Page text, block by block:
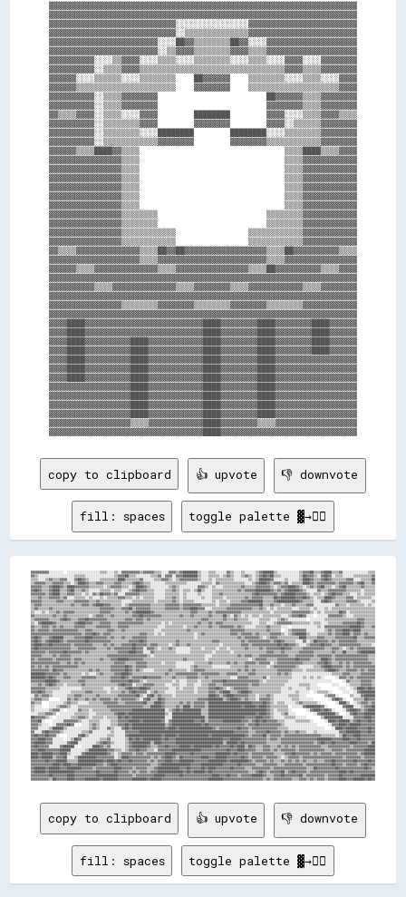
▓▓▓▓▓▓▓▓▓▓▓▓▓▓▓▓▓▓▓▓▓▓▓▓▓▓▓▓▓▓▓▓▓▓▓▓▓▓▓▓▓▓▓▓▓▓▓▓▓▓▓▓▓▓▓▓▓▓▓▓▓▓▓▓▓▓▓▓
▓▓▓▓▓▓▓▓▓▓▓▓▓▓▓▓▓▓▓▓▓▓▓▓▓▓▓▓▓▓▓▓▓▓▓▓▓▓▓▓▓▓▓▓▓▓▓▓▓▓▓▓▓▓▓▓▓▓▓▓▓▓▓▓▓▓▓▓
▓▓▓▓▓▓▓▓▓▓▓▓▓▓▓▓▓▓▓▓▓▓▓▓▓▓▓▓░░░░░░░░░░░░░░░░▓▓▓▓▓▓▓▓▓▓▓▓▓▓▓▓▓▓▓▓▓▓▓▓
▓▓▓▓▓▓▓▓▓▓▓▓▓▓▓▓▓▓▓▓▓▓▓▓▓▓▓▓░░▒▒▒▒▒▒▒▒▒▒▒▒▒▒▓▓▓▓▓▓▓▓▓▓▓▓▓▓▓▓▓▓▓▓▓▓▓▓
▓▓▓▓▓▓▓▓▓▓▓▓▓▓▓▓▓▓▓▓▓▓▓▓░░░░██▓▓▒▒▒▒▒▒▒▒██▓▓░░░░▓▓▓▓▓▓▓▓▓▓▓▓▓▓▓▓▓▓▓▓
▓▓▓▓▓▓▓▓▓▓▓▓▓▓▓▓▓▓▓▓▓▓▓▓░░▒▒▓▓▓▓▒▒▒▒▒▒▒▒▓▓▓▓▒▒▒▒▓▓▓▓▓▓▓▓▓▓▓▓▓▓▓▓▓▓▓▓
▓▓▓▓▓▓▓▓▓▓░░░░▒▒▓▓▓▓░░░░▒▒▒▒░░░░▒▒▒▒▒▒▒▒░░░░▒▒▒▒░░░░▓▓▓▓░░░░▓▓▓▓▓▓▓▓
▓▓▓▓▓▓▓▓▓▓░░▒▒▒▒▓▓▓▓▒▒▒▒▒▒▒▒▒▒▒▒▒▒▒▒▒▒▒▒▒▒▒▒▒▒▒▒▒▒▒▒▓▓▓▓▒▒▒▒▓▓▓▓▓▓▓▓
▓▓▓▓▓▓░░░░▒▒▒▒▒▒░░░░▒▒▒▒▒▒▒▒    ██▓▓▓▓▓▓    ▒▒▒▒▒▒▒▒░░░░▒▒▒▒░░░░▓▓▓▓
▓▓▓▓▓▓▒▒▒▒▒▒▒▒▒▒▒▒▒▒▒▒▒▒▒▒▒▒    ▓▓▓▓▓▓▓▓    ▒▒▒▒▒▒▒▒▒▒▒▒▒▒▒▒▒▒▒▒▓▓▓▓
▓▓▓▓▓▓▓▓▓▓░░▒▒▒▒▓▓▓▓▓▓▓▓                        ██▓▓▓▓▓▓▒▒▒▒▓▓▓▓▓▓▓▓
▓▓▓▓▓▓▓▓▓▓░░▒▒▒▒▓▓▓▓▓▓▓▓                        ▓▓▓▓▓▓▓▓▒▒▒▒▓▓▓▓▓▓▓▓
▓▓▒▒▒▒▓▓▓▓░░▒▒▒▒░░░░▓▓▓▓        ████████        ▓▓▓▓░░░░▒▒▒▒▓▓▓▓▒▒▒▒
▓▓▓▓▓▓▓▓▓▓░░▒▒▒▒▒▒▒▒▓▓▓▓        ▓▓▓▓▓▓▓▓        ▓▓▓▓░░▒▒▒▒▒▒▓▓▓▓▓▓▓▓
▓▓▓▓▓▓▓▓▓▓░░▒▒▒▒▒▒▒▒░░░░████████        ████████░░░░▒▒▒▒▒▒▒▒▓▓▓▓▓▓▓▓
▓▓▓▓▓▓▓▓▓▓░░▒▒▒▒▒▒▒▒▒▒▒▒▓▓▓▓▓▓▓▓        ▓▓▓▓▓▓▓▓▒▒▒▒▒▒▒▒▒▒▒▒▓▓▓▓▓▓▓▓
▓▓▓▓▓▓▒▒▒▒████▓▓▒▒▒▒                                ▒▒▒▒████▒▒▒▒▓▓▓▓
▓▓▓▓▓▓▓▓▓▓▓▓▓▓▓▓▒▒▒▒                                ▒▒▒▒▓▓▓▓▓▓▓▓▓▓▓▓
▓▓▓▓▓▓▓▓▓▓▓▓▓▓▓▓▒▒▒▒                                ▒▒▒▒▓▓▓▓▓▓▓▓▓▓▓▓
▓▓▓▓▓▓▓▓▓▓▓▓▓▓▓▓▒▒▒▒                                ▒▒▒▒▓▓▓▓▓▓▓▓▓▓▓▓
▓▓▓▓▓▓▓▓▓▓▓▓▓▓▓▓▒▒▒▒                                ▒▒▒▒▓▓▓▓▓▓▓▓▓▓▓▓
▓▓▓▓▓▓▓▓▓▓▓▓▓▓▓▓▒▒▒▒                                ▒▒▒▒▓▓▓▓▓▓▓▓▓▓▓▓
▓▓▓▓▓▓▓▓▓▓▓▓▓▓▓▓▒▒▒▒                                ▒▒▒▒▓▓▓▓▓▓▓▓▓▓▓▓
▓▓▓▓▓▓▓▓▓▓▓▓▓▓▓▓▒▒▒▒▒▒▒▒                        ▒▒▒▒▒▒▒▒▓▓▓▓▓▓▓▓▓▓▓▓
▓▓▓▓▓▓▓▓▓▓▓▓▓▓▓▓▒▒▒▒▒▒▒▒                        ▒▒▒▒▒▒▒▒▓▓▓▓▓▓▓▓▓▓▓▓
▓▓▓▓▓▓▓▓▓▓▓▓▓▓▓▓▒▒▒▒▒▒▒▒▒▒▒▒                ▒▒▒▒▒▒▒▒▒▒▒▒▓▓▓▓▓▓▓▓▓▓▓▓
▓▓▓▓▓▓▓▓▓▓▓▓▓▓▓▓▒▒▒▒▒▒▒▒▒▒▒▒                ▒▒▒▒▒▒▒▒▒▒▒▒▓▓▓▓▓▓▓▓▓▓▓▓
▓▓▒▒▒▒▓▓▓▓▓▓▓▓▓▓▓▓▓▓▒▒▒▒██▓▓██▓▓▓▓▓▓▓▓▓▓▓▓▓▓▓▓▓▓▒▒▒▒██▓▓▓▓▓▓▓▓▓▓▒▒▒▒
▓▓▓▓▓▓▓▓▓▓▓▓▓▓▓▓▓▓▓▓▒▒▒▒▓▓▓▓▓▓▓▓▓▓▓▓▓▓▓▓▓▓▓▓▓▓▓▓▒▒▒▒▓▓▓▓▓▓▓▓▓▓▓▓▓▓▓▓
▓▓▓▓▓▓▒▒▒▒▓▓▓▓▓▓▓▓▓▓▓▓▓▓▒▒▒▒▓▓▓▓▓▓▓▓▓▓▓▓▓▓▓▓▒▒▒▒██▓▓▓▓▓▓▓▓▓▓▒▒▒▒▓▓▓▓
▓▓▓▓▓▓▓▓▓▓▓▓▓▓▓▓▓▓▓▓▓▓▓▓▓▓▓▓▓▓▓▓▓▓▓▓▓▓▓▓▓▓▓▓▓▓▓▓▓▓▓▓▓▓▓▓▓▓▓▓▓▓▓▓▓▓▓▓
▓▓▓▓▓▓▓▓▓▓▒▒▒▒▓▓▓▓▓▓▓▓▓▓▓▓▓▓▒▒▒▒▓▓▓▓▓▓▓▓▒▒▒▒▓▓▓▓▓▓▓▓▓▓▓▓▒▒▒▒▓▓▓▓▓▓▓▓
▓▓▓▓▓▓▓▓▓▓▓▓▓▓▓▓▓▓▓▓▓▓▓▓▓▓▓▓▓▓▓▓▓▓▓▓▓▓▓▓▓▓▓▓▓▓▓▓▓▓▓▓▓▓▓▓▓▓▓▓▓▓▓▓▓▓▓▓
▓▓▓▓▓▓▓▓▓▓▓▓▓▓▓▓▒▒▒▒▒▒▒▒▓▓▓▓▓▓▓▓▒▒▒▒▒▒▒▒▓▓▓▓▓▓▓▓▒▒▒▒▒▒▒▒▓▓▓▓▓▓▓▓▓▓▓▓
▓▓▓▓▓▓▓▓▓▓▓▓▓▓▓▓▓▓▓▓▓▓▓▓▓▓▓▓▓▓▓▓▓▓▓▓▓▓▓▓▓▓▓▓▓▓▓▓▓▓▓▓▓▓▓▓▓▓▓▓▓▓▓▓▓▓▓▓
▓▓▓▓████▓▓▓▓▓▓▓▓▓▓▓▓▓▓▓▓▓▓▓▓▓▓▓▓▓▓████▓▓▓▓▓▓▓▓████▓▓▓▓▓▓▓▓████▓▓▓▓▓▓
▓▓▓▓████▓▓▓▓▓▓▓▓▓▓▓▓▓▓▓▓▓▓▓▓▓▓▓▓▓▓████▓▓▓▓▓▓▓▓████▓▓▓▓▓▓▓▓████▓▓▓▓▓▓
▓▓▓▓████▓▓▓▓▓▓▓▓▓▓████▓▓▓▓▓▓▓▓▓▓▓▓████▓▓▓▓▓▓▓▓████▓▓▓▓▓▓▓▓████▓▓▓▓▓▓
▓▓▓▓████▓▓▓▓▓▓▓▓▓▓████▓▓▓▓▓▓▓▓▓▓▓▓████▓▓▓▓▓▓▓▓████▓▓▓▓▓▓▓▓████▓▓▓▓▓▓
▓▓▓▓████▓▓▓▓▓▓▓▓▓▓████▓▓▓▓▓▓▓▓▓▓▓▓████▓▓▓▓▓▓▓▓████▓▓▓▓▓▓▓▓▓▓▓▓▓▓▓▓▓▓
▓▓▓▓████▓▓▓▓▓▓▓▓▓▓████▓▓▓▓▓▓▓▓▓▓▓▓████▓▓▓▓▓▓▓▓████▓▓▓▓▓▓▓▓▓▓▓▓▓▓▓▓▓▓
▓▓▓▓████▓▓▓▓▓▓▓▓▓▓████▓▓▓▓▓▓▓▓▓▓▓▓████▓▓▓▓▓▓▓▓████▓▓▓▓▓▓▓▓▓▓▓▓▓▓▓▓▓▓
▓▓▓▓▓▓▓▓▓▓▓▓▓▓▓▓▓▓████▓▓▓▓▓▓▓▓▓▓▓▓████▓▓▓▓▓▓▓▓████▓▓▓▓▓▓▓▓▓▓▓▓▓▓▓▓▓▓
▓▓▓▓▓▓▓▓▓▓▓▓▓▓▓▓▓▓████▓▓▓▓▓▓▓▓▓▓▓▓████▓▓▓▓▓▓▓▓████▓▓▓▓▓▓▓▓▓▓▓▓▓▓▓▓▓▓
▓▓▓▓▓▓▓▓▓▓▓▓▓▓▓▓▓▓████▓▓▓▓▓▓▓▓▓▓▓▓████▓▓▓▓▓▓▓▓████▓▓▓▓▓▓▓▓▓▓▓▓▓▓▓▓▓▓
▓▓▓▓▓▓▓▓▓▓▓▓▓▓▓▓▓▓████▓▓▓▓▓▓▓▓▓▓▓▓████▓▓▓▓▓▓▓▓████▓▓▓▓▓▓▓▓▓▓▓▓▓▓▓▓▓▓
▓▓▓▓▓▓▓▓▓▓▓▓▓▓▓▓▓▓▒▒▒▒▓▓▓▓▓▓▓▓▓▓▓▓████▓▓▓▓▓▓▓▓▒▒▒▒▓▓▓▓▓▓▓▓▓▓▓▓▓▓▓▓▓▓
copy to clipboard 👍 upvote 👎 downvote
fill: spaces toggle palette ▓→✊🏽
▓▓▓▓▓▓▓▓▓▓░░░░░░░░  ░░░░░░░░░░░░░░░░░░▒▒▒▒░░░░▒▒░░▓▓▓▓▓▓▓▓▓▓▒▒▓▓▓▓▓▓▒▒▒▒░░░░▓▓▓▓▒▒▓▓████████▒▒░░░░▒▒▒▒░░░░░░▓▓▒▒░░░░▒▒░░░░░░▒▒▓▓██████▒▒░░░░░░░░░░░░▒▒▓▓▓▓██▒▒▒▒▓▓████▒▒▒▒▓▓░░░░░░░░░░░░░░▒▒▒▒
▓▓▒▒░░░░░░░░░░░░░░░░░░░░▒▒▒▒▒▒░░░░░░░░░░░░░░░░▒▒▓▓▓▓██▒▒▒▒░░░░░░░░▒▒▒▒▓▓░░▓▓▓▓░░▓▓▓▓████████▒▒░░░░▒▒▒▒▒▒░░▒▒▓▓▒▒░░░░▒▒▓▓▒▒░░▒▒▓▓██▓▓██▒▒▒▒░░░░░░░░░░▒▒██▓▓▓▓▒▒░░▓▓██▓▓░░▒▒▒▒░░░░░░▒▒▒▒▒▒▒▒▒▒▓▓
▒▒▒▒░░░░▒▒▓▓▒▒▒▒▓▓▓▓░░░░▓▓██▓▓▒▒░░░░░░▒▒▒▒▒▒▒▒▒▒████▒▒▒▒▒▒▒▒▓▓░░░░░░▒▒▒▒▓▓▓▓▒▒░░▒▒▓▓▓▓▓▓▓▓▓▓▒▒░░░░▒▒░░▒▒▒▒▒▒▒▒▒▒░░░░░░░░▒▒░░▒▒██████▓▓░░░░░░▒▒░░░░░░▒▒████▓▓▒▒▒▒▓▓██▓▓▒▒▒▒▒▒▒▒▓▓▓▓░░░░▒▒▒▒▒▒██
▒▒▓▓▓▓▓▓▒▒▒▒▓▓▓▓▓▓▒▒▒▒░░▒▒████▓▓▒▒▒▒▓▓▓▓▒▒▒▒▒▒▓▓▓▓▒▒▒▒▒▒▓▓██▓▓▒▒▒▒░░░░░░░░▒▒▒▒▒▒▒▒▒▒▒▒░░░░░░░░▒▒▒▒▒▒░░▓▓▒▒▒▒▒▒▒▒▒▒▒▒▒▒░░░░▒▒▓▓████▓▓▒▒▓▓▓▓▒▒▓▓░░▒▒▒▒▒▒████▓▓▒▒▓▓▓▓▓▓▓▓▓▓▒▒▓▓▓▓▓▓▓▓▒▒▓▓██▒▒▒▒▓▓
▓▓▓▓▓▓▒▒▒▒▓▓████▓▓▒▒████▓▓▓▓▓▓▓▓▒▒▒▒▒▒▒▒░░▒▒▓▓▓▓▓▓▒▒▒▒░░▒▒████▓▓▒▒░░░░░░░░░░▒▒▓▓▒▒░░░░░░░░░░▓▓▓▓▒▒░░▒▒░░░░▒▒▒▒▒▒▒▒▒▒▓▓▒▒▒▒▒▒▓▓▓▓▓▓▓▓▒▒░░▒▒▓▓▓▓████▓▓▒▒░░▒▒▓▓▒▒▓▓██▒▒▒▒░░▒▒▓▓██▒▒▒▒▒▒▒▒▓▓▒▒▒▒▒▒
▓▓██▓▓▒▒▒▒▓▓████▒▒▒▒▓▓██▒▒▒▒▓▓▒▒░░░░░░▒▒▒▒▒▒░░▒▒▒▒░░░░▒▒▓▓██▓▓▓▓▒▒▒▒░░░░░░▒▒▒▒▓▓▒▒░░▒▒▒▒░░▒▒██▒▒░░░░▒▒▒▒▒▒▒▒▒▒▒▒▒▒▓▓▒▒▓▓▓▓▓▓████████▓▓▒▒▓▓▒▒▓▓██████▓▓▒▒░░░░░░▓▓▒▒▒▒▓▓▓▓▓▓▓▓▓▓▒▒▒▒▒▒▒▒░░▒▒▒▒▒▒
▓▓▓▓▓▓▓▓▒▒▓▓████▒▒▒▒▓▓▓▓▒▒▒▒░░▒▒░░▓▓▒▒██▓▓▓▓▒▒▓▓░░░░▓▓▓▓▓▓▓▓▒▒▒▒▒▒▒▒░░░░░░▒▒▒▒▒▒▒▒░░▒▒░░░░░░▒▒░░░░░░▒▒▒▒▓▓▒▒▒▒▒▒▒▒▒▒▒▒▒▒▒▒▓▓██▓▓▓▓▓▓▓▓▓▓▒▒▓▓██████▓▓▓▓▓▓▒▒░░▒▒▒▒░░▒▒▓▓██▓▓▓▓▒▒▒▒░░░░▒▒░░▒▒▒▒▒▒
▒▒▒▒▓▓▒▒▒▒▓▓▓▓▓▓▒▒▓▓░░░░▒▒▒▒▒▒░░▒▒░░░░▒▒░░▒▒▒▒▒▒▓▓▓▓▒▒▒▒░░▒▒░░▒▒▒▒▒▒░░░░░░▒▒▒▒▓▓▒▒░░▒▒░░░░░░░░▒▒░░░░▒▒▒▒▒▒░░▒▒▒▒▒▒▒▒▒▒▓▓▒▒▓▓▓▓▓▓▒▒▒▒▒▒██▓▓████████▓▓▓▓██▓▓▒▒░░▒▒▒▒████▓▓▒▒▒▒▒▒▓▓▓▓░░▒▒▒▒▒▒▒▒░░
▓▓▓▓▓▓▒▒▒▒▒▒▒▒▓▓▓▓▒▒▒▒▒▒▓▓▓▓▓▓▓▓▒▒▒▒▓▓▒▒▒▒▒▒▒▒▒▒▒▒░░░░░░▒▒▒▒▒▒▒▒▒▒▒▒░░▒▒▒▒▒▒▒▒▓▓▒▒░░▒▒▒▒▒▒░░░░░░░░░░▒▒░░▒▒▒▒░░▒▒▒▒▒▒▓▓▓▓████████▒▒▒▒▒▒▓▓████████████▓▓▒▒▒▒▒▒░░░░▓▓██▓▓▒▒▒▒▒▒▒▒▓▓▓▓▓▓▒▒░░░░░░▒▒
▒▒▓▓▓▓▒▒▒▒▒▒▒▒▒▒▒▒▒▒▒▒▓▓▒▒▒▒▓▓▓▓▒▒▓▓████▓▓▓▓▒▒▒▒▒▒░░▒▒▓▓▓▓▓▓▓▓▓▓▓▓▒▒▒▒▒▒▒▒▓▓▓▓▓▓▓▓▒▒▓▓▓▓▓▓▓▓▓▓▒▒▒▒▒▒▒▒░░▒▒▒▒▒▒▓▓▓▓▓▓▓▓▓▓▓▓▓▓▓▓██▒▒▒▒▓▓▒▒▒▒░░▒▒▒▒▓▓▒▒▒▒▒▒▓▓▓▓░░░░░░░░░░░░▓▓▒▒▒▒░░▒▒▒▒▒▒▒▒░░▒▒░░
▒▒▓▓▒▒▒▒▒▒▓▓▒▒▒▒▒▒▒▒▒▒▒▒▒▒▒▒▒▒▒▒▒▒▒▒▒▒▓▓▓▓▓▓▓▓▒▒▒▒▓▓▓▓██▒▒▓▓▓▓▓▓▓▓▒▒▒▒▒▒▒▒▓▓▓▓▓▓▓▓▒▒▓▓▓▓████▓▓▓▓░░░░▒▒▒▒▒▒▒▒▓▓▓▓▓▓▓▓▓▓▓▓▓▓▒▒▒▒▓▓▒▒░░▒▒░░▒▒▒▒▒▒▒▒░░░░▒▒▒▒▒▒░░▒▒░░░░▒▒░░▒▒▒▒▒▒▒▒▒▒▒▒▒▒▒▒▒▒▒▒▒▒▒▒
▒▒░░░░▒▒░░▒▒▒▒▓▓▒▒▓▓▓▓▓▓▒▒▒▒▒▒▒▒▒▒▒▒▒▒▓▓▓▓▓▓▒▒▒▒▒▒▒▒▓▓▒▒▓▓████████▓▓▒▒▒▒▒▒▒▒▒▒▒▒▒▒▒▒▒▒▒▒▓▓▓▓▒▒▒▒▒▒▓▓▒▒▓▓▓▓▓▓▓▓▓▓▓▓▓▓▒▒▒▒▒▒▒▒▒▒▒▒▒▒▒▒░░▒▒▒▒▒▒▒▒▒▒▓▓▓▓▓▓▓▓▓▓▒▒░░▒▒░░▒▒▒▒▒▒▒▒██▓▓░░▒▒▒▒▒▒▒▒▒▒▒▒▒▒
▓▓▒▒▒▒▒▒▒▒▒▒▓▓▒▒▒▒▓▓▒▒▒▒▒▒▒▒▒▒▒▒░░▒▒▓▓▓▓▒▒▒▒▓▓▒▒▒▒▒▒▒▒▒▒▓▓▓▓██▓▓▓▓▓▓▓▓▓▓▒▒▒▒▒▒▒▒▒▒▓▓▒▒▒▒▓▓▒▒▒▒▒▒▒▒▓▓▒▒▒▒▒▒██▒▒░░▓▓▒▒░░▒▒░░▒▒▒▒░░▒▒▒▒▒▒▒▒▒▒░░░░▒▒▓▓▓▓██▓▓░░░░  ░░░░░░▓▓▓▓▓▓▓▓▒▒░░░░▒▒▒▒▒▒▒▒▒▒▒▒
▒▒▓▓▓▓▓▓▓▓▒▒▒▒▒▒▓▓██▓▓▒▒▒▒▓▓▓▓██▓▓▓▓▓▓▓▓▓▓▒▒▒▒▒▒▒▒▒▒▓▓▓▓▒▒▓▓▓▓▒▒▓▓▒▒▒▒▒▒▒▒▒▒▒▒▒▒▒▒▒▒▒▒▒▒▒▒▒▒▒▒▓▓▓▓▒▒▒▒▒▒▒▒▓▓▒▒▒▒▓▓▒▒▒▒▒▒░░░░░░▒▒▒▒▒▒░░░░▒▒▓▓▒▒░░░░░░░░░░  ░░░░░░░░▒▒▒▒▒▒▒▒▒▒▒▒▒▒▒▒▒▒▓▓▓▓▒▒▒▒▒▒
▒▒░░▓▓██████▓▓▒▒▒▒▒▒▒▒▒▒▓▓████▓▓▓▓▒▒▒▒▓▓▓▓▓▓▒▒▒▒▓▓▓▓▓▓▓▓▓▓▓▓▓▓▒▒▒▒▒▒▒▒▒▒░░▒▒░░▒▒▒▒▒▒▒▒▒▒▒▒▒▒▓▓▒▒▒▒▓▓▒▒▓▓▓▓▒▒▒▒▒▒▒▒▒▒▒▒▒▒▒▒░░░░▒▒▒▒░░░░▒▒▓▓▓▓▓▓▓▓▒▒▒▒▒▒▒▒▒▒░░▒▒▒▒░░░░▒▒▒▒▒▒▒▒▓▓▓▓▓▓▓▓██▓▓▒▒▒▒▒▒
▓▓▒▒▒▒▓▓▓▓▒▒▓▓▒▒▓▓▒▒▒▒▒▒▓▓▓▓▓▓▒▒▒▒▒▒▓▓▓▓▓▓▓▓▒▒▒▒▓▓▓▓▓▓▒▒▒▒▒▒▒▒▒▒▒▒▒▒▒▒░░░░▒▒▒▒▒▒▒▒▒▒░░▒▒▒▒▓▓▒▒▒▒▒▒▓▓▒▒▒▒▓▓▓▓▓▓▓▓▒▒▓▓▒▒░░░░░░▒▒▒▒▒▒▓▓▒▒▒▒▒▒░░░░  ░░░░░░░░░░░░░░▒▒░░▓▓▓▓▓▓▓▓▓▓▓▓▓▓██████▓▓▒▒▒▒▓▓
▓▓▒▒▓▓▓▓▓▓▒▒▓▓▓▓▓▓▓▓▓▓▓▓▓▓▒▒▒▒▓▓▓▓▒▒▒▒▒▒▒▒▓▓▓▓▒▒▒▒▓▓▒▒▒▒▒▒▒▒▒▒▒▒▒▒▒▒░░░░▒▒▒▒▒▒▒▒▒▒▒▒▒▒▓▓▒▒▒▒▒▒▒▒▒▒▒▒▒▒▒▒▒▒▒▒▒▒▓▓▓▓▓▓▓▓▒▒▒▒▒▒▒▒▒▒▒▒▓▓▒▒▒▒▒▒  ░░▒▒▓▓▓▓▓▓▓▓░░░░░░░░░░▒▒▓▓▒▒▓▓▓▓████▓▓████▒▒▒▒▒▒▒▒
▓▓▓▓▓▓▓▓▓▓▓▓▓▓▓▓▓▓▓▓▓▓▓▓▓▓▓▓▒▒▓▓▓▓██▓▓▒▒▓▓▓▓▒▒▒▒▒▒▒▒▒▒▒▒▒▒▒▒▓▓▓▓▒▒▒▒░░▒▒░░▒▒▒▒▒▒▒▒▒▒▒▒▒▒▒▒░░▒▒▓▓▒▒▒▒▒▒▒▒▒▒▒▒▒▒▓▓▓▓▒▒▓▓▓▓▓▓▒▒▓▓▒▒▒▒▒▒▓▓▓▓▓▓▒▒░░▒▒▓▓██████▒▒░░░░▒▒▒▒▒▒▓▓▒▒▓▓▓▓████▒▒▓▓▓▓▒▒▓▓▒▒▒▒
▓▓██▓▓▒▒▒▒▓▓██████▒▒▒▒▒▒▓▓▓▓▓▓████▓▓▓▓▓▓▓▓▒▒▓▓▒▒▒▒▓▓▒▒▒▒▓▓▓▓▓▓▓▓▒▒▒▒▒▒▒▒▒▒▒▒▒▒▒▒▒▒▒▒▒▒▒▒▒▒░░▒▒▒▒▒▒▒▒▒▒▒▒▒▒▒▒▒▒▒▒▒▒▓▓▒▒▓▓▓▓▓▓▓▓▒▒░░▒▒▓▓▓▓▒▒▒▒▒▒▒▒▒▒▒▒████▒▒▒▒▒▒▓▓▓▓▒▒▒▒▒▒▓▓▓▓▓▓▓▓▓▓██▒▒▒▒▓▓▓▓▓▓
▓▓██▓▓▒▒▓▓██████▓▓▒▒▓▓▓▓▓▓▓▓▓▓██▓▓▓▓▓▓▓▓▓▓▓▓▒▒▒▒▒▒▒▒▒▒▓▓▓▓▓▓██▓▓▒▒▒▒▒▒▒▒▒▒▒▒▒▒▒▒▓▓▒▒▒▒▒▒▒▒▒▒▒▒▒▒▒▒▒▒▓▓▓▓▒▒▒▒▒▒▒▒▒▒▒▒▓▓▒▒▓▓▓▓▓▓▓▓▓▓▓▓▒▒▓▓██▓▓▒▒▒▒▒▒░░░░▓▓░░▒▒██▓▓▓▓▓▓▒▒▓▓▒▒▓▓▓▓▓▓▓▓▓▓▒▒▒▒▒▒▒▒▒▒
▓▓████▓▓▓▓██▓▓▓▓▓▓▓▓▓▓▒▒▓▓▓▓▓▓▓▓▓▓▒▒▒▒▒▒▓▓▒▒▓▓▒▒▒▒▓▓▓▓▓▓██▓▓▓▓▓▓▒▒▓▓▓▓▒▒▒▒▒▒░░▒▒▓▓▒▒▒▒▓▓▒▒▒▒▒▒▒▒▒▒▒▒▒▒▒▒░░▒▒▒▒▒▒▒▒▒▒▓▓▓▓▒▒▓▓▓▓▓▓▓▓▓▓▓▓▓▓██▓▓██▓▓▓▓▒▒░░░░▒▒▓▓▓▓▓▓██▓▓▓▓▒▒▒▒▓▓▓▓▓▓▓▓▓▓▓▓▒▒▒▒▒▒░░
▓▓██▓▓▓▓▓▓▓▓▓▓▓▓▓▓▓▓▓▓▒▒▒▒▓▓▓▓▓▓▓▓▓▓▒▒▒▒▒▒▓▓▒▒▓▓▓▓▓▓▓▓▓▓██▓▓▓▓░░▓▓▓▓▒▒░░▒▒▒▒▓▓▒▒░░░░░░░░▒▒▒▒▒▒░░▒▒▒▒▒▒░░▒▒▒▒░░▒▒▒▒▒▒▒▒▓▓▒▒▒▒▒▒▓▓▒▒▓▓▓▓▓▓▓▓██▓▓▓▓▒▒▒▒▒▒▓▓▓▓▓▓▓▓▓▓▓▓▒▒▒▒▓▓▓▓▒▒░░▒▒▓▓▒▒▓▓▓▓▓▓▓▓▓▓
▓▓▓▓▓▓▓▓▒▒▓▓▓▓▓▓▓▓██▓▓▓▓▓▓▓▓▒▒▓▓▒▒▒▒▒▒▒▒▒▒▒▒▒▒▒▒▓▓▓▓▓▓████▓▓▓▓░░░░▓▓▒▒▒▒▒▒▒▒▒▒▒▒░░░░░░░░▒▒▒▒▒▒▒▒▒▒▒▒░░▒▒▒▒▒▒▒▒░░▒▒▒▒▒▒▒▒▒▒▒▒▒▒▒▒▒▒▓▓▓▓▒▒▒▒▓▓▒▒▒▒▒▒▒▒▓▓▓▓▓▓▓▓▒▒▒▒▒▒▒▒▒▒▓▓▒▒▒▒██▒▒▒▒▒▒▓▓████████
▓▓▓▓▓▓▒▒▒▒▒▒▓▓▒▒▓▓▓▓▓▓▒▒▒▒▒▒▒▒▒▒▒▒▒▒▒▒▒▒▒▒▓▓▓▓▓▓▓▓▓▓▓▓▓▓▓▓▓▓▓▓▓▓▒▒░░▒▒▒▒▒▒▒▒▒▒▒▒▒▒▒▒▒▒▒▒▒▒▒▒▒▒▒▒░░░░▒▒▒▒▒▒▒▒▒▒▒▒▒▒▓▓▒▒▓▓▓▓▒▒▒▒▓▓▓▓▓▓▓▓▓▓▓▓▓▓▓▓▒▒▒▒▓▓▓▓▓▓▓▓▓▓▒▒▓▓▓▓▓▓▓▓▒▒▓▓▓▓▓▓▓▓▓▓▓▓▓▓▓▓▓▓▒▒▒▒
▓▓▒▒▓▓▓▓▓▓▓▓▒▒▓▓▓▓▓▓▓▓▒▒▓▓▓▓▒▒▒▒▒▒▒▒▒▒▓▓▒▒▒▒▓▓▓▓██████▓▓▓▓▓▓▓▓▒▒▒▒▒▒▒▒▒▒▒▒▒▒▒▒▒▒▒▒▒▒▓▓▒▒▒▒▒▒▒▒▒▒░░▒▒▒▒▒▒▒▒▒▒▒▒▒▒▒▒▒▒▒▒▒▒░░▒▒▓▓▓▓▓▓▒▒▒▒▒▒▓▓▓▓▓▓▓▓▓▓██▓▓▓▓▓▓▒▒▒▒▒▒████▓▓▒▒▓▓▓▓▓▓▓▓▓▓▓▓▓▓▓▓▓▓▒▒▒▒
▓▓▓▓▓▓▓▓▓▓▓▓▓▓▓▓▒▒▒▒▓▓▒▒▓▓▒▒▓▓▒▒▒▒▒▒▒▒▒▒▒▒▒▒▒▒▓▓▓▓▓▓▒▒▒▒▒▒▓▓▓▓▓▓▒▒▒▒▒▒▒▒░░▒▒▒▒▒▒░░░░░░░░░░▒▒▒▒▒▒▒▒▓▓▒▒▒▒▒▒▒▒▓▓▒▒▓▓▒▒▒▒▓▓▓▓▓▓▒▒▓▓▓▓▓▓░░▒▒▓▓▓▓▓▓▓▓▓▓▓▓▓▓▒▒▒▒▒▒▒▒▓▓▓▓██▓▓▒▒▒▒▓▓▒▒▓▓▒▒▓▓▓▓▓▓▓▓▓▓▒▒
▓▓▒▒▓▓▒▒▓▓▒▒▓▓▓▓▓▓▓▓▓▓▓▓▓▓▒▒▒▒▒▒▒▒▒▒▒▒▒▒▒▒▒▒▓▓▓▓▓▓▓▓██▓▓▒▒▓▓▓▓▓▓▒▒▒▒▒▒▒▒▒▒▒▒▒▒▒▒░░░░░░░░▒▒▓▓▒▒▒▒▒▒▒▒░░░░░░░░░░▒▒▒▒▒▒▒▒▓▓▒▒▒▒▒▒▒▒▒▒░░▒▒▓▓▓▓▓▓▓▓▓▓▓▓▒▒░░░░░░░░▒▒▒▒▓▓████▓▓▓▓▓▓▒▒▓▓▒▒▓▓▓▓▓▓▓▓▓▓▓▓
▓▓▓▓▓▓▓▓▓▓▒▒██▓▓▓▓▒▒▒▒▒▒▒▒▒▒▒▒▒▒▓▓▒▒▓▓▒▒▒▒▒▒▓▓▓▓▓▓▓▓██▓▓▒▒▓▓▒▒░░░░░░▒▒▒▒▒▒▒▒▓▓▒▒▒▒▒▒▒▒░░▒▒▓▓▓▓▓▓▒▒▒▒▒▒▒▒▒▒▒▒▒▒▒▒▒▒▓▓▒▒▓▓▒▒▓▓▒▒▒▒▒▒▒▒▒▒▒▒▓▓▓▓▓▓▓▓▒▒▒▒▒▒░░▒▒▒▒▒▒▒▒▒▒▓▓████▓▓▒▒▒▒▓▓▓▓▓▓▒▒▓▓▒▒▓▓▓▓
████████▓▓▓▓▓▓▓▓▒▒▓▓▒▒▒▒▒▒▒▒░░▒▒░░░░▒▒▓▓▒▒▒▒▒▒▓▓▓▓████▓▓▒▒▒▒▒▒▒▒▒▒▒▒▒▒▒▒▒▒▓▓▒▒▒▒▓▓▓▓▓▓▓▓▓▓▓▓▒▒▓▓▓▓▓▓▓▓▓▓▒▒▒▒▓▓▓▓▓▓▒▒▒▒▒▒▓▓▓▓▒▒▒▒▒▒▒▒▒▒▒▒▓▓▒▒▓▓▒▒░░░░░░░░░░░░░░░░░░░░░░▒▒▒▒▒▒▓▓▓▓▒▒▒▒▒▒▓▓▓▓▓▓▓▓
████████▓▓██▓▓▒▒▒▒▓▓▓▓▒▒▒▒▒▒▓▓▓▓▓▓▓▓▒▒▒▒▒▒▒▒▓▓▓▓▓▓██▓▓▒▒▓▓▓▓▓▓██▓▓▓▓▓▓▓▓▒▒▒▒▒▒▓▓▒▒▒▒▒▒▓▓▓▓▓▓▒▒▒▒▓▓▒▒▒▒▒▒▒▒▒▒▒▒░░░░▓▓▓▓▓▓▒▒▒▒▒▒▒▒▓▓░░▒▒▒▒▒▒▒▒▒▒▒▒░░░░░░▒▒░░▒▒░░▒▒░░      ░░▓▓▓▓▒▒▓▓▒▒▓▓▓▓▓▓▓▓▓▓
▓▓▓▓▓▓▓▓██████▓▓▒▒▒▒▒▒▒▒▒▒▓▓▓▓▒▒▒▒▒▒▒▒▒▒▒▒▒▒▓▓▓▓▓▓▓▓▓▓██▓▓▓▓▒▒░░▒▒▒▒▒▒▒▒▒▒▒▒▒▒░░▒▒░░░░▒▒▒▒▒▒░░▒▒▒▒▒▒▓▓▓▓▓▓██▓▓▓▓▓▓▓▓▓▓▓▓▓▓▓▓▓▓▒▒░░▒▒▒▒▒▒▒▒▒▒▒▒░░░░░░░░░░░░░░░░░░░░░░░░      ░░▓▓▒▒▒▒▒▒▓▓▓▓▓▓▒▒
▒▒▒▒▓▓▒▒▓▓██▓▓▒▒▒▒░░▒▒▒▒▒▒▒▒▓▓▒▒▒▒▒▒▒▒▒▒▒▒▒▒▒▒▒▒▓▓██▓▓▓▓░░▒▒▒▒▓▓▓▓▓▓▒▒▒▒▒▒░░░░▒▒▒▒░░░░▒▒▒▒░░░░▒▒▒▒▓▓▓▓▒▒▒▒▓▓▓▓▓▓▓▓▓▓▓▓▓▓▒▒▓▓▓▓▒▒▒▒▒▒▒▒▒▒▒▒▒▒░░░░░░░░▒▒▒▒▒▒░░░░        ░░░░    ░░▒▒▒▒▒▒▓▓▓▓▓▓▒▒
▓▓▓▓▓▓▓▓▒▒▒▒▒▒▒▒░░░░░░░░░░░░▒▒▒▒▒▒▒▒▒▒▒▒░░░░▒▒░░▒▒▒▒▓▓██▓▓▓▓████▓▓▒▒▒▒▒▒▒▒▒▒░░░░▒▒░░▒▒▒▒▒▒░░▒▒▒▒▒▒▓▓▓▓██▓▓▒▒░░▒▒▓▓▓▓▓▓▓▓▒▒▒▒▒▒▒▒▒▒▒▒▒▒▒▒▒▒░░░░▒▒░░░░░░░░▒▒░░░░░░          ░░░░  ░░▒▒████▓▓██▓▓
▓▓▓▓██▓▓▒▒▒▒░░░░░░░░░░▒▒▒▒▒▒▒▒▓▓▓▓▒▒▒▒▒▒▒▒░░▒▒▒▒▒▒▓▓▒▒▓▓██▓▓▓▓▓▓░░▒▒▓▓▒▒▒▒░░░░░░▒▒▒▒▒▒▒▒▒▒░░▒▒▒▒▒▒▓▓▓▓▒▒▓▓████▒▒▒▒▓▓████▓▓▒▒▒▒▒▒▒▒▒▒▒▒▒▒▒▒░░░░░░░░▒▒░░░░░░  ░░▒▒▒▒▒▒░░      ░░░░  ░░▓▓████████
░░▓▓▒▒▓▓▓▓▒▒░░░░░░░░▒▒▒▒▓▓▓▓▒▒▒▒▒▒▒▒▓▓▒▒▒▒▒▒▒▒▒▒▓▓▓▓▓▓▓▓▓▓██▒▒░░▓▓██▒▒▓▓▒▒▒▒▒▒░░▒▒▒▒▒▒▒▒▒▒▒▒▒▒▒▒▒▒████▓▓▒▒▓▓████▓▓▓▓▓▓▓▓▒▒▒▒░░▒▒▒▒▓▓▒▒░░░░░░░░▒▒▒▒▒▒░░░░          ▒▒▓▓▓▓░░      ▒▒░░░░▓▓██████
▒▒▓▓▓▓▒▒▒▒      ░░░░▓▓▒▒▓▓▒▒▒▒▓▓▒▒▓▓▒▒▓▓▓▓▓▓▒▒▓▓▒▒▓▓▓▓▓▓▓▓▒▒░░▓▓██▒▒▒▒██▓▓▒▒▒▒▒▒▒▒▒▒▒▒▒▒▒▒▒▒▓▓▓▓▓▓████████▒▒▓▓████▓▓▒▒▓▓▒▒▒▒░░▓▓▓▓▓▓▒▒░░░░░░░░░░▒▒▒▒░░░░░░░░        ░░▓▓██▓▓░░    ▒▒▒▒▒▒██▓▓▓▓
▓▓▒▒▒▒    ░░░░░░░░▒▒▓▓▒▒▒▒░░░░░░▒▒▒▒▒▒▒▒▓▓▓▓▓▓▓▓▒▒▒▒▓▓▓▓▓▓▓▓▓▓██▒▒▒▒████▓▓▒▒▒▒▒▒▒▒▓▓▒▒▓▓▒▒▓▓▓▓▓▓▒▒████████████████████████▓▓▓▓▓▓██▓▓▒▒░░▒▒▒▒░░░░░░▒▒▓▓▒▒▒▒▒▒▒▒░░        ░░████▒▒  ░░▒▒▓▓▓▓▒▒▓▓
▒▒░░░░    ░░░░▒▒▓▓▓▓▒▒░░░░▒▒▒▒▒▒▒▒▒▒▒▒▒▒▒▒▓▓▓▓▓▓▓▓▓▓▓▓▓▓▓▓▓▓▓▓▒▒▒▒██████▓▓▒▒▒▒▒▒▓▓▒▒████▒▒▓▓▓▓▓▓▒▒██████████████████▓▓██████▓▓████▓▓▒▒▒▒▒▒▒▒▒▒  ░░░░░░▓▓████████▓▓░░        ▓▓████░░░░▒▒▓▓▓▓██
▒▒░░░░░░░░▒▒▓▓▓▓░░  ░░░░░░▓▓▒▒▒▒░░▒▒▒▒▒▒▒▒▒▒▓▓▓▓▓▓▓▓▓▓▓▓██████████████████░░▒▒▓▓██▓▓██████████▒▒▒▒████████████████████████████████▓▓▒▒░░▒▒▒▒▒▒░░        ░░▓▓████▓▓██▓▓░░    ░░▓▓████▓▓▒▒▓▓████
░░░░▒▒▒▒▓▓▓▓▒▒  ░░░░░░░░▒▒▒▒▒▒▒▒░░░░▒▒▒▒▒▒▒▒▒▒▓▓████▓▓████████████████████▒▒░░████████████████▒▒▒▒██████████████████████████▓▓████▓▓▒▒░░░░▒▒▓▓░░░░          ░░▓▓████████▒▒    ░░▓▓██▓▓▓▓██████
██▓▓▓▓▓▓▒▒░░  ░░░░░░░░▒▒▒▒▓▓▓▓▒▒░░▒▒▒▒▒▒░░▒▒▒▒▒▒██▓▓██▓▓██████████████████░░░░██████████████████▒▒████████████████████▓▓▓▓▓▓████▓▓▓▓▒▒░░░░░░▒▒▒▒▒▒░░░░░░        ▒▒██████████░░░░░░▓▓▓▓▓▓████▓▓
▓▓▓▓██░░    ░░░░░░▓▓▓▓▓▓▓▓▒▒░░░░▒▒▒▒▒▒░░░░░░▒▒▒▒▓▓▓▓▓▓██████▓▓██████████▓▓░░▓▓████████████▓▓▓▓██▒▒▓▓▓▓▓▓▓▓██████████▓▓▓▓▒▒▓▓██▓▓██▓▓▓▓▓▓▒▒▒▒░░░░░░▒▒▒▒▒▒▒▒░░      ░░████▓▓██████▒▒▓▓██▓▓▓▓██▓▓
▓▓▓▓▒▒░░░░  ░░▓▓▓▓▓▓██▓▓    ░░░░▒▒▓▓▒▒░░░░░░▒▒▒▒▓▓▓▓██▓▓██████████████████▒▒▓▓████████████████▓▓██▓▓▓▓▓▓▓▓▓▓▓▓▓▓▓▓▓▓▓▓▒▒▓▓▓▓██▓▓▓▓▓▓▓▓▓▓▓▓▒▒░░░░░░░░░░░░░░░░░░      ░░▓▓▓▓████▓▓██████▓▓▓▓▓▓▓▓
▓▓▓▓░░░░░░▒▒██████▒▒░░░░░░░░░░░░▒▒▓▓▒▒░░░░▓▓▒▒░░░░▓▓██▓▓██████████████████▓▓████▓▓██████████████████▓▓▒▒▓▓▓▓▓▓▓▓▓▓██▓▓▓▓▒▒▓▓▓▓▓▓▓▓▓▓▓▓▓▓▒▒▒▒▒▒░░░░░░░░░░░░░░░░░░░░    ░░████▓▓██████▓▓▓▓▓▓██▓▓
▓▓░░░░▓▓██▓▓▓▓▓▓▒▒░░░░░░░░░░▒▒▒▒▓▓░░░░░░░░░░▒▒░░░░░░▓▓▓▓▓▓▓▓████████████████████████████████████████████████████▓▓▓▓▓▓▓▓▒▒▒▒▓▓▓▓▓▓██▓▓▓▓▓▓▒▒▓▓▒▒▒▒▓▓▒▒▒▒░░░░▒▒░░░░░░░░░░░░▓▓▓▓████████▓▓▓▓██▓▓
▓▓██▓▓▓▓██▓▓▓▓░░    ░░░░░░▓▓██▒▒░░░░░░░░░░▒▒▒▒░░░░░░▓▓██████████████████▓▓██████▓▓████████████████▓▓██████████████████▓▓▒▒▓▓▓▓▓▓██▒▒▓▓▓▓▓▓▒▒▓▓▓▓▓▓▓▓▓▓▓▓▓▓▓▓▓▓▓▓▒▒▒▒▒▒▒▒░░▒▒██▓▓▓▓████▓▓▓▓▓▓▓▓
▓▓▓▓████▓▓▓▓░░░░░░  ░░▒▒██▓▓░░░░░░░░░░▒▒▒▒▓▓░░░░░░░░▒▒██▓▓██▓▓██████████▓▓██▓▓▓▓██████████████████████████▓▓▓▓██████▓▓▓▓▓▓▓▓▓▓▓▓▓▓▒▒▓▓▓▓▒▒▓▓▓▓▓▓▓▓▓▓▓▓▓▓▓▓▓▓▓▓████████▓▓▓▓▓▓████▓▓▓▓██▓▓▓▓▓▓▓▓
▓▓██████▓▓▓▓░░░░░░░░▓▓████░░░░░░░░░░▒▒▓▓██▓▓▒▒░░░░░░▒▒▓▓██████████▒▒████▓▓▓▓▓▓▓▓██████████████████████████▒▒██████▓▓██▓▓▓▓▓▓▓▓▓▓▓▓▒▒▒▒▒▒▒▒▓▓▓▓▓▓▓▓▓▓▓▓▓▓▓▓▓▓▒▒▓▓██▓▓▓▓██▓▓▓▓▓▓▓▓████▓▓▓▓▓▓▒▒██
▓▓██▓▓▓▓▓▓░░░░░░▓▓██████░░  ░░░░░░████▓▓▒▒▓▓░░░░░░░░▒▒▓▓████████▓▓▒▒▒▒▓▓▓▓██▓▓▓▓▓▓██████▓▓██████████▓▓██▓▓▓▓▓▓██▓▓████▒▒██▓▓▒▒▒▒▓▓▓▓▒▒▒▒▓▓▒▒▓▓▒▒▓▓▒▒▓▓▓▓▓▓▓▓▓▓▓▓▒▒▒▒▓▓▓▓▓▓▓▓▓▓▓▓▒▒▓▓▓▓▓▓▓▓████
▓▓▓▓████▓▓▓▓▓▓▓▓██████░░░░░░░░▒▒██████████▓▓▓▓▒▒▒▒░░▒▒▓▓▓▓██▓▓▓▓▒▒▒▒░░▓▓▓▓▓▓▓▓████████████████▓▓▓▓▓▓▓▓▓▓▓▓▓▓██▓▓▓▓████▓▓▓▓▓▓▒▒▒▒▓▓▓▓▒▒▓▓▒▒▓▓▓▓▓▓▓▓▒▒▓▓▓▓▓▓▓▓▓▓▓▓▓▓▒▒▒▒▓▓▓▓▓▓▒▒▓▓▓▓▓▓▓▓▓▓██████
████▓▓██████▓▓▓▓████▒▒░░░░░░▓▓████████████▓▓▒▒░░▒▒▓▓▓▓▓▓▒▒▓▓▓▓▒▒▓▓▓▓▓▓▓▓▓▓██████▓▓▓▓▓▓▓▓██▓▓▓▓▓▓▓▓▓▓▓▓████████▓▓██▓▓▓▓▓▓▒▒▓▓▓▓▓▓▓▓▓▓▓▓▒▒▒▒▒▒▓▓▓▓██▓▓▓▓▓▓▓▓▒▒▓▓▒▒▓▓▓▓▓▓▒▒▓▓▓▓▓▓▓▓▓▓▓▓▒▒▓▓██████
████▓▓██████▒▒▓▓▓▓██░░░░▒▒██████████▓▓▓▓▓▓▓▓▓▓░░▒▒████▓▓▓▓▓▓▓▓▓▓▓▓▒▒▓▓▒▒▓▓████▓▓▒▒██▓▓▓▓▓▓▓▓▓▓████▓▓▓▓██████▓▓▓▓▓▓▓▓██▓▓▒▒▓▓▓▓▓▓▒▒▓▓▓▓▓▓▒▒░░▒▒▓▓▓▓▓▓▒▒▓▓▓▓▓▓▓▓▓▓▓▓▓▓▓▓▓▓▓▓▓▓▒▒▓▓▓▓▓▓▓▓▒▒▓▓▓▓▓▓
▓▓▓▓▓▓▓▓██▓▓▓▓██████▒▒▒▒▒▒██████████████▓▓████▓▓██▓▓▓▓██▓▓▓▓▓▓▓▓▒▒▓▓
copy to clipboard 👍 upvote 👎 downvote
fill: spaces toggle palette ▓→✊🏽